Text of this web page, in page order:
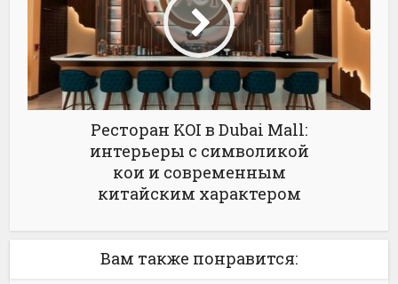
Ресторан KOI в Dubai Mall:
интерьеры с символикой
кои и современным
китайским характером
Вам также понравится: